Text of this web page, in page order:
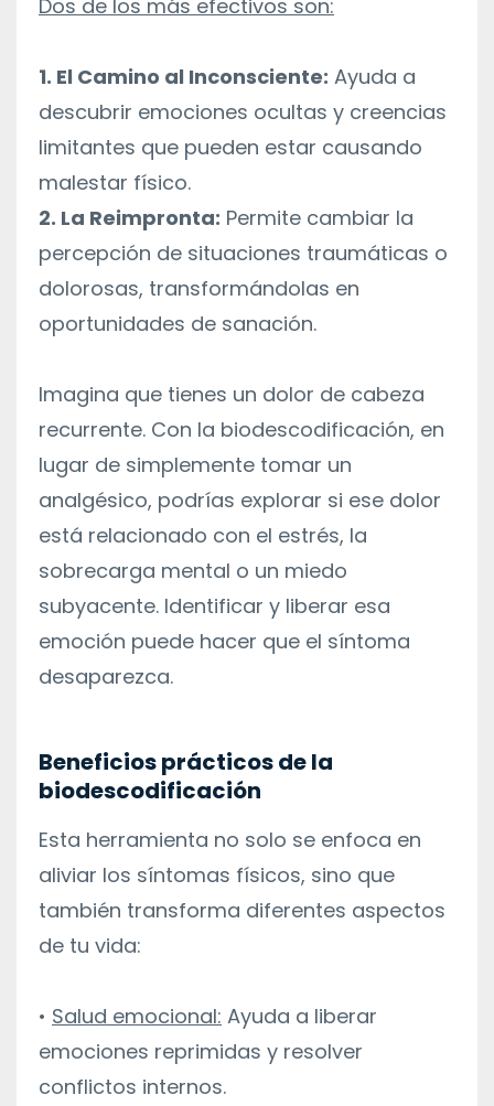
Dos de los más efectivos son:
1. El Camino al Inconsciente: Ayuda a
descubrir emociones ocultas y creencias
limitantes que pueden estar causando
malestar físico.
2. La Reimpronta: Permite cambiar la
percepción de situaciones traumáticas o
dolorosas, transformándolas en
oportunidades de sanación.
Imagina que tienes un dolor de cabeza
recurrente. Con la biodescodificación, en
lugar de simplemente tomar un
analgésico, podrías explorar si ese dolor
está relacionado con el estrés, la
sobrecarga mental o un miedo
subyacente. Identificar y liberar esa
emoción puede hacer que el síntoma
desaparezca.
Beneficios prácticos de la
biodescodificación
Esta herramienta no solo se enfoca en
aliviar los síntomas físicos, sino que
también transforma diferentes aspectos
de tu vida:
• Salud emocional: Ayuda a liberar
emociones reprimidas y resolver
conflictos internos.